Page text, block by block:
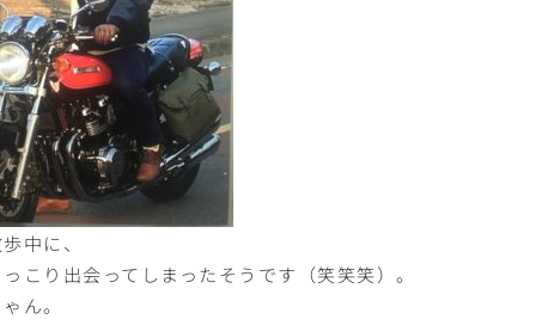
中に、
こり出会ってしまったそうです（笑笑笑）。
ん。